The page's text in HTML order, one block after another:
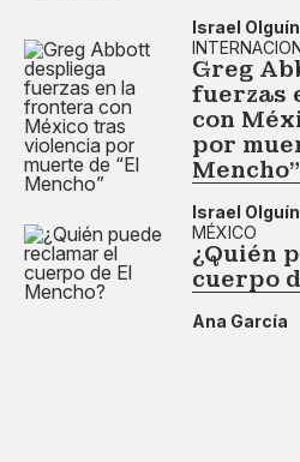
Israel Olguín
Greg
fuerzas
con
por
Mencho”
Israel Olguín
MÉXICO
¿Quién
cuerpo
Ana García